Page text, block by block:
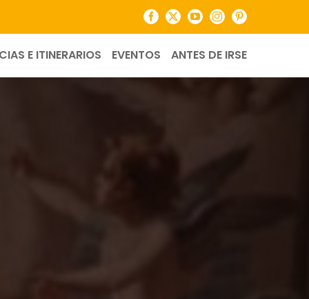
Facebook
X YouTubeInstagramPinterest
E ITINERARIOS EVENTOS ANTES DE IRSE